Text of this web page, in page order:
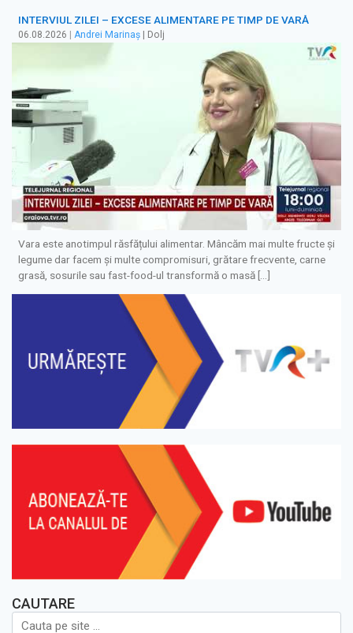
INTERVIUL ZILEI – EXCESE ALIMENTARE PE TIMP DE VARĂ
06.08.2026 | Andrei Marinaș | Dolj
Vara este anotimpul răsfățului alimentar. Mâncăm mai multe fructe și
legume dar facem și multe compromisuri, grătare frecvente, carne
grasă, sosurile sau fast-food-ul transformă o masă […]
CAUTARE